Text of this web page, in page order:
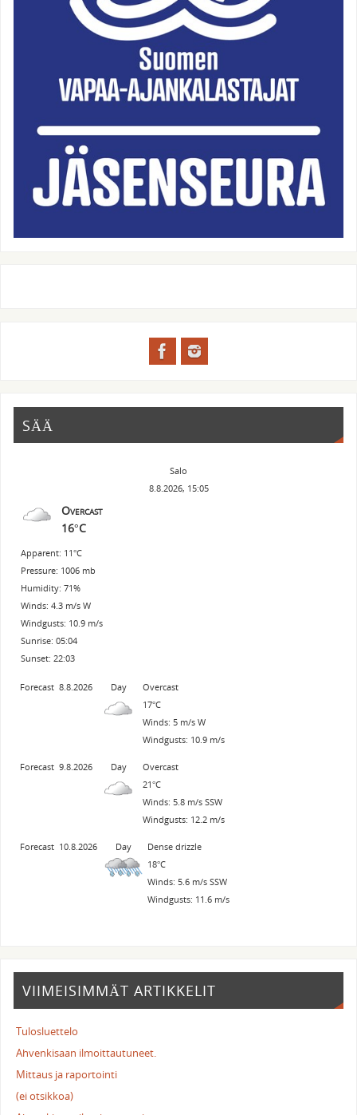
SÄÄ
Salo
8.8.2026, 15:05
Overcast
16°C
Apparent: 11°C
Pressure: 1006 mb
Humidity: 71%
Winds: 4.3 m/s W
Windgusts: 10.9 m/s
Sunrise: 05:04
Sunset: 22:03
Forecast 8.8.2026 Day
Overcast
17°C
Winds: 5 m/s W
Windgusts: 10.9 m/s
Forecast 9.8.2026 Day
Overcast
21°C
Winds: 5.8 m/s SSW
Windgusts: 12.2 m/s
Forecast 10.8.2026 Day
Dense drizzle
18°C
Winds: 5.6 m/s SSW
Windgusts: 11.6 m/s
VIIMEISIMMÄT ARTIKKELIT
Tulosluettelo
Ahvenkisaan ilmoittautuneet.
Mittaus ja raportointi
(ei otsikkoa)